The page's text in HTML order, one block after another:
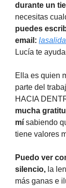
durante un
necesitas
puedes
email:
Lucía te
Ella es quien
parte del
HACIA
mucha
mí sabiendo
tiene valores
Puedo ver
silencio, la
más ganas e